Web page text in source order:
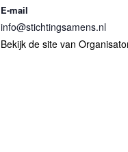
E-mail
info@stichtingsamens.nl
Bekijk de site van